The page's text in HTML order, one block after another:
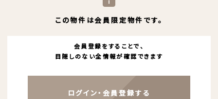
この物件は会員限定物件です。
会員登録をすることで、
目隠しのない全情報が確認できます
ログイン・会員登録する